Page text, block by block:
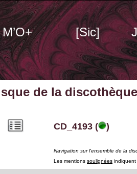
[Sic]
de la
CD_4193 ( )
Navigation sur l'ensemble de la
Les mentions soulignées indiquent